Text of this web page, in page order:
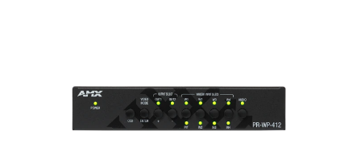
Ngôn ngữ/Khu vực